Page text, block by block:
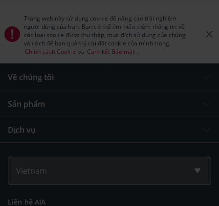
Trang web này sử dụng cookie để nâng cao trải nghiệm
người dùng của bạn. Bạn có thể tìm hiểu thêm thông tin về
các loại cookie được thu thập, mục đích sử dụng của chúng
và cách để bạn quản lý cài đặt cookie của mình trong
Chính sách Cookie và Cam kết Bảo mật .
Về chúng tôi
Sản phẩm
Dịch vụ
Vietnam
Liên hệ AIA